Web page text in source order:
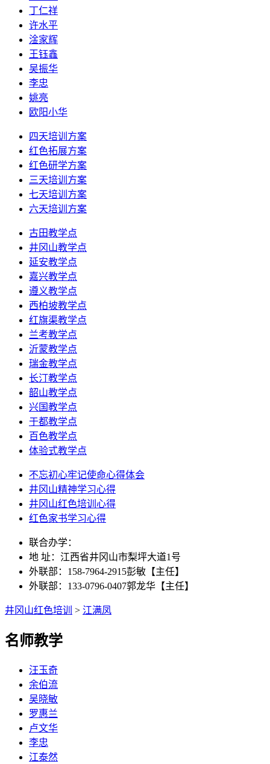
丁仁祥
许水平
淦家辉
王钰鑫
吴振华
李忠
姚亮
欧阳小华
四天培训方案
红色拓展方案
红色研学方案
三天培训方案
七天培训方案
六天培训方案
古田教学点
井冈山教学点
延安教学点
嘉兴教学点
遵义教学点
西柏坡教学点
红旗渠教学点
兰考教学点
沂蒙教学点
瑞金教学点
长汀教学点
韶山教学点
兴国教学点
于都教学点
百色教学点
体验式教学点
不忘初心牢记使命心得体会
井冈山精神学习心得
井冈山红色培训心得
红色家书学习心得
联合办学：
地 址：江西省井冈山市梨坪大道1号
外联部：158-7964-2915彭敏【主任】
外联部：133-0796-0407郭龙华【主任】
井冈山红色培训 > 江满凤
名师教学
汪玉奇
余伯流
吴晓敏
罗惠兰
卢文华
李忠
江泰然